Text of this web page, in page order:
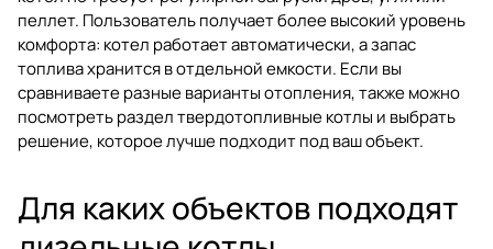
пеллет. Пользователь получает более высокий уровень
комфорта: котел работает автоматически, а запас
топлива хранится в отдельной емкости. Если вы
сравниваете разные варианты отопления, также можно
посмотреть разделтвердотопливные котлы и выбрать
решение, которое лучше подходит под ваш объект.
Для каких объектов подходят